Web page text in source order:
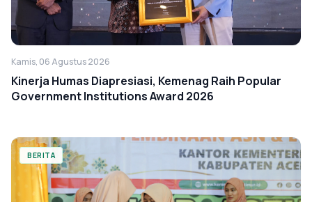
Kamis, 06 Agustus 2026
Kinerja Humas Diapresiasi, Kemenag Raih Popular
Government Institutions Award 2026
BERITA